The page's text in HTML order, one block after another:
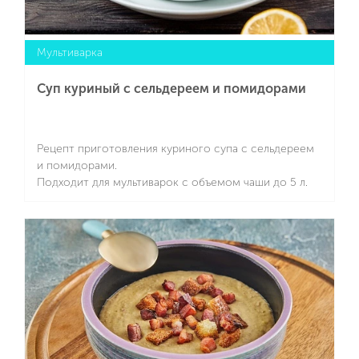
Мультиварка
Суп куриный с сельдереем и помидорами
Рецепт приготовления куриного супа с сельдереем
и помидорами.
Подходит для мультиварок с объемом чаши до 5 л.
Подробнее